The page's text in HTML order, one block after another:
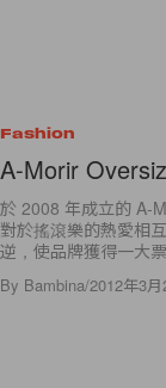
Fashion
A-Morir
於 2008 年成立的 A-
對於搖滾樂的熱愛相
逆，使品牌獲得一大
By Bambina/2012年3月